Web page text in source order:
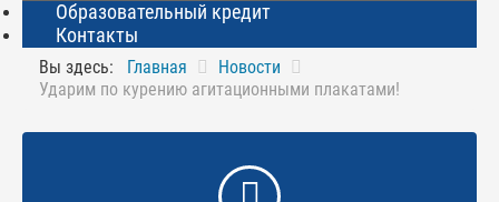
Образовательный кредит
Контакты
Вы здесь: Главная
Новости
Ударим по курению агитационными плакатами!